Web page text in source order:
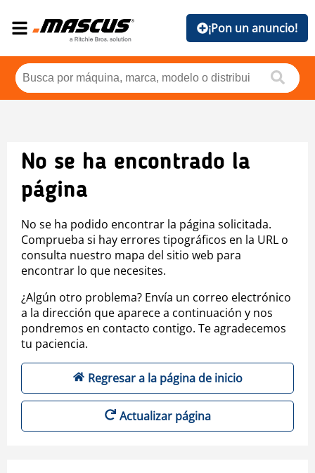
¡Pon un anuncio!
No se ha encontrado la
página
No se ha podido encontrar la página solicitada.
Comprueba si hay errores tipográficos en la URL o
consulta nuestro mapa del sitio web para
encontrar lo que necesites.
¿Algún otro problema? Envía un correo electrónico
a la dirección que aparece a continuación y nos
pondremos en contacto contigo. Te agradecemos
tu paciencia.
Regresar a la página de inicio
Actualizar página